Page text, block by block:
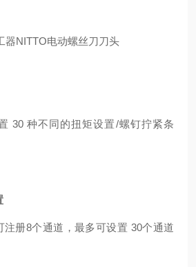
30 种不同的扭矩设置/螺钉拧紧条
注册8个通道，最多可设置 30个通道